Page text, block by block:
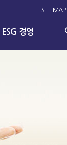
SITE MAP
ESG 경영